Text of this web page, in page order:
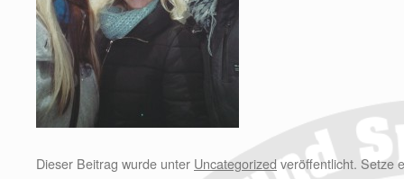
Dieser Beitrag wurde unter Uncategorizedveröffentlicht. Setze